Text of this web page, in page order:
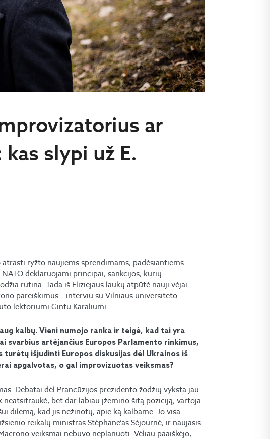
ar
slypi už E.
ryžto naujiems sprendimams, padėsiantiems
deklaruojami principai, sankcijos, kurių
rutina. Tada iš Eliziejaus laukų atpūtė nauji vėjai.
pareiškimus – interviu su Vilniaus universiteto
lektoriumi Gintu Karaliumi.
kalbų. Vieni numojo ranka ir teigė, kad tai yra
svarbius artėjančius Europos Parlamento rinkimus,
išjudinti Europos diskusijas dėl Ukrainos iš
apgalvotas, o gal improvizuotas veiksmas?
Debatai dėl Prancūzijos prezidento žodžių vyksta jau
neatsitraukė, bet dar labiau įžemino šitą poziciją, vartoja
dilemą, kad jis nežinotų, apie ką kalbame. Jo visa
reikalų ministras Stéphane’as Séjourné, ir naujasis
veiksmai nebuvo neplanuoti. Vėliau paaiškėjo,